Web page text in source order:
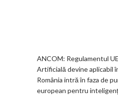
ANCOM: Regulamentul
Artificială devine aplicabil
România intră în faza de
european pentru